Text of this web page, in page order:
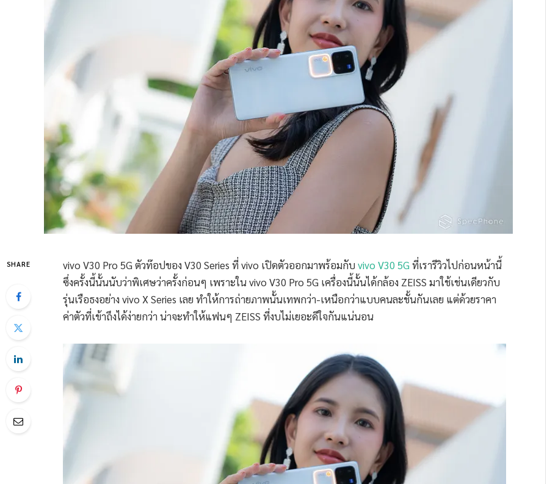
SHARE vivo V30 Pro 5G ตัวท๊อปของ V30 Series ที่ vivo เปิดตัวออกมาพร้อมกับ vivo V30 5Gที่เรารีวิวไปก่อนหน้านี้
ซึ่งครั้งนี้นั้นนับว่าพิเศษว่าครั้งก่อนๆ เพราะใน vivo V30 Pro 5G เครื่องนี้นั้นได้กล้อง ZEISS มาใช้เช่นเดียวกับ
รุ่นเรือธงอย่าง vivo X Series เลย ทำให้การถ่ายภาพนั้นเทพกว่า-เหนือกว่าแบบคนละชั้นกันเลย แต่ด้วยราคา
ค่าตัวที่เข้าถึงได้ง่ายกว่า น่าจะทำให้แฟนๆ ZEISS ที่งบไม่เยอะดีใจกันแน่นอน